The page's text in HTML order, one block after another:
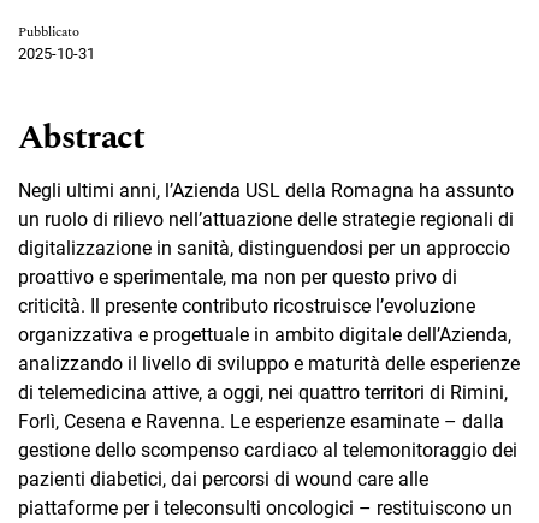
Pubblicato
2025-10-31
Abstract
Negli ultimi anni, l’Azienda USL della Romagna ha assunto
un ruolo di rilievo nell’attuazione delle strategie regionali di
digitalizzazione in sanità, distinguendosi per un approccio
proattivo e sperimentale, ma non per questo privo di
criticità. Il presente contributo ricostruisce l’evoluzione
organizzativa e progettuale in ambito digitale dell’Azienda,
analizzando il livello di sviluppo e maturità delle esperienze
di telemedicina attive, a oggi, nei quattro territori di Rimini,
Forlì, Cesena e Ravenna. Le esperienze esaminate – dalla
gestione dello scompenso cardiaco al telemonitoraggio dei
pazienti diabetici, dai percorsi di wound care alle
piattaforme per i teleconsulti oncologici – restituiscono un